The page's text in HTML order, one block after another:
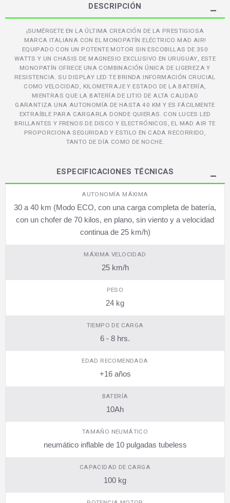
DESCRIPCIÓN
¡SUMÉRGETE EN LA ÚLTIMA CREACIÓN DE LA PRESTIGIOSA
MARCA ITALIANA CON EL MONOPATÍN ELÉCTRICO MAD AIR!
EQUIPADO CON UN POTENTE MOTOR SIN ESCOBILLAS DE 350
WATTS Y UN CHASIS DE MAGNESIO EXCLUSIVO EN URUGUAY, ESTE
MONOPATÍN OFRECE UNA COMBINACIÓN ÚNICA DE LIGEREZA Y
RESISTENCIA. SU DISPLAY LED TE BRINDA INFORMACIÓN CRUCIAL
COMO VELOCIDAD, KILOMETRAJE Y ESTADO DE LA BATERÍA,
MIENTRAS QUE LA BATERÍA DE LITIO DE ALTA CALIDAD
GARANTIZA UNA AUTONOMÍA DE HASTA 40 KM Y ES FÁCILMENTE
EXTRAÍBLE PARA CARGARLA DONDE QUIERAS. CON LUCES LED
BRILLANTES Y FRENOS DE DISCO Y ELECTRÓNICOS, EL MAD AIR TE
PROPORCIONA SEGURIDAD Y ESTILO EN CADA RECORRIDO,
TANTO DE DÍA COMO DE NOCHE.
ESPECIFICACIONES TÉCNICAS
AUTONOMÍA MÁXIMA
30 a 40 km (Modo ECO, con una carga completa de batería,
con un chofer de 70 kilos, en plano, sin viento y a velocidad
continua de 25 km/h)
MÁXIMA VELOCIDAD
25 km/h
PESO
24 kg
TIEMPO DE CARGA
6 - 8 hrs.
EDAD RECOMENDADA
+16 años
BATERÍA
10Ah
TAMAÑO NEUMÁTICO
neumático inflable de 10 pulgadas tubeless
CAPACIDAD DE CARGA
100 kg